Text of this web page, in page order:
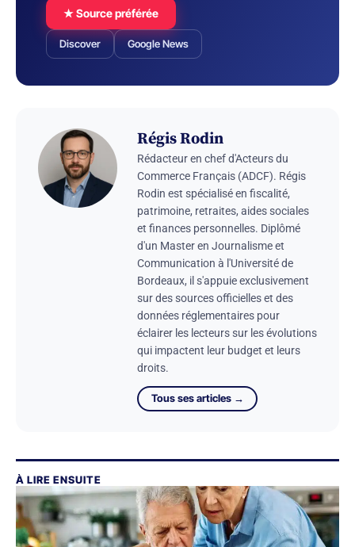
★ Source préférée
Discover Google News
Régis Rodin
Rédacteur en chef d'Acteurs du
Commerce Français (ADCF). Régis
Rodin est spécialisé en fiscalité,
patrimoine, retraites, aides sociales
et finances personnelles. Diplômé
d'un Master en Journalisme et
Communication à l'Université de
Bordeaux, il s'appuie exclusivement
sur des sources officielles et des
données réglementaires pour
éclairer les lecteurs sur les évolutions
qui impactent leur budget et leurs
droits.
Tous ses articles →
À LIRE ENSUITE